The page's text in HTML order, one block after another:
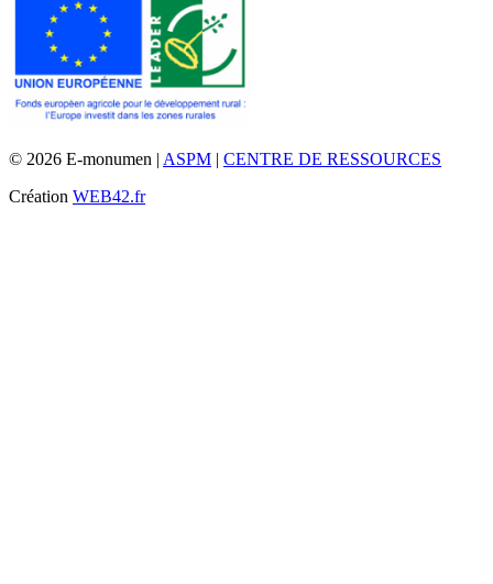
© 2026 E-monumen | ASPM | CENTRE DE RESSOURCES
Création WEB42.fr